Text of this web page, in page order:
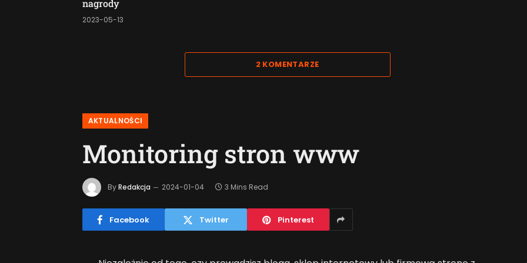
nagrody
2023-05-13
2 KOMENTARZE
AKTUALNOŚCI
Monitoring stron www
By Redakcja 2024-01-04 3 Mins Read
Facebook Twitter Pinterest